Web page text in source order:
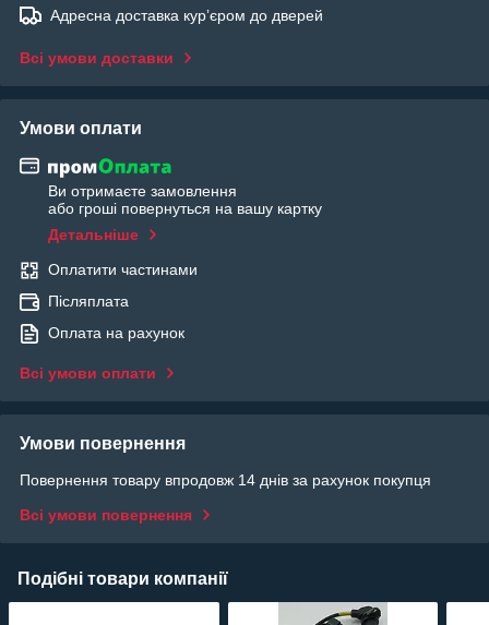
Адресна доставка курʼєром до дверей
Всі умови доставки
Умови оплати
Ви отримаєте замовлення
або гроші повернуться на вашу картку
Детальніше
Оплатити частинами
Післяплата
Оплата на рахунок
Всі умови оплати
Умови повернення
Повернення товару впродовж 14 днів за рахунок покупця
Всі умови повернення
Подібні товари компанії